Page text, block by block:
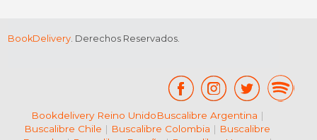
BookDelivery . Derechos Reservados.
Bookdelivery Reino UnidoBuscalibre Argentina |
Buscalibre Chile | Buscalibre Colombia | Buscalibre